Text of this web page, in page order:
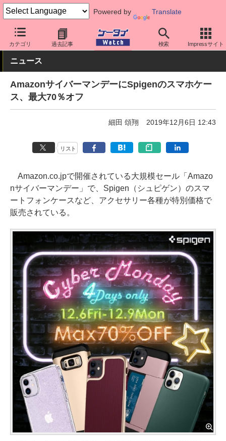
Powered by Translate
カテゴリ 過去記事 検索 Impressサイト
ケータイ Watch 周辺機器/アクセサリー スマホケース
ニュース
AmazonサイバーマンデーにSpigenのスマホケー
ス、最大70％オフ
細田 頌翔 2019年12月6日 12:43
リスト
Amazon.co.jpで開催されている大規模セール「Amazo
nサイバーマンデー」で、Spigen（シュピゲン）のスマ
ートフォンケースなど、アクセサリー各種が特別価格で
販売されている。